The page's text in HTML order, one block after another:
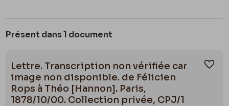
Présent dans 1 document
Lettre. Transcription non vérifiée car
image non disponible. de Félicien
Rops à Théo [Hannon]. Paris,
1878/10/00. Collection privée, CPJ/1